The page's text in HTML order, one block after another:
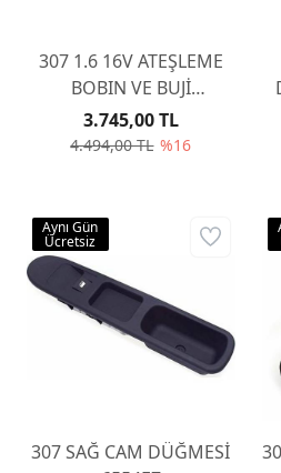
307 1.6 16V ATEŞLEME
BOBIN VE BUJİ
KAMPANYA
4.494,00 TL %16
3.745,00 TL
307 SAĞ CAM DÜĞMESİ
Aynı Gün
Ücretsiz